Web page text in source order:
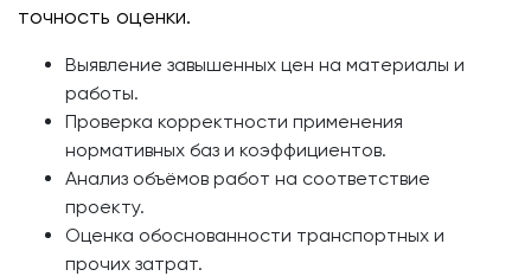
точность оценки.
Выявление завышенных цен на материалы и
работы.
Проверка корректности применения
нормативных баз и коэффициентов.
Анализ объёмов работ на соответствие
проекту.
Оценка обоснованности транспортных и
прочих затрат.